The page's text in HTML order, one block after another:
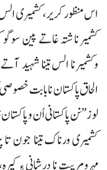
اس منظور کریر، کشمیری
کشمیر نا شتہ غاتے پین
وکشمیر نا الس تینا شہید
الحاق پاکستان نا بابت
لوز”نن پاکستانی اُن و
کشمیری ورناک تینا جون
مہرومریبت نا درشانی ءِ